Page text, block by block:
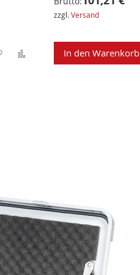
Zur
zzgl.Versand
In den Warenkorb